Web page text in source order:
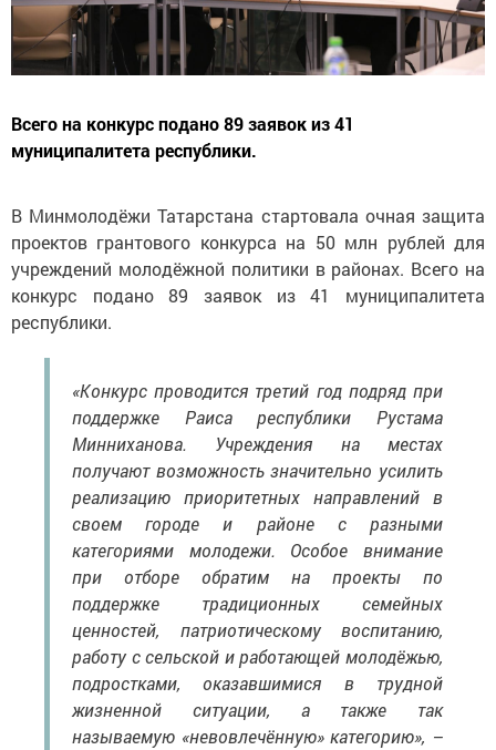
Всего на конкурс подано 89 заявок из 41
муниципалитета республики.
В Минмолодёжи Татарстана стартовала очная защита
проектов грантового конкурса на 50 млн рублей для
учреждений молодёжной политики в районах. Всего на
конкурс подано 89 заявок из 41 муниципалитета
республики.
«Конкурс проводится третий год подряд при
поддержке Раиса республики Рустама
Минниханова. Учреждения на местах
получают возможность значительно усилить
реализацию приоритетных направлений в
своем городе и районе с разными
категориями молодежи. Особое внимание
при отборе обратим на проекты по
поддержке традиционных семейных
ценностей, патриотическому воспитанию,
работу с сельской и работающей молодёжью,
подростками, оказавшимися в трудной
жизненной ситуации, а также так
называемую «невовлечённую» категорию», –